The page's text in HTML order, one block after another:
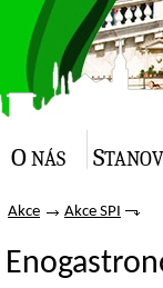
ONÁS S
Akce Akce SPI